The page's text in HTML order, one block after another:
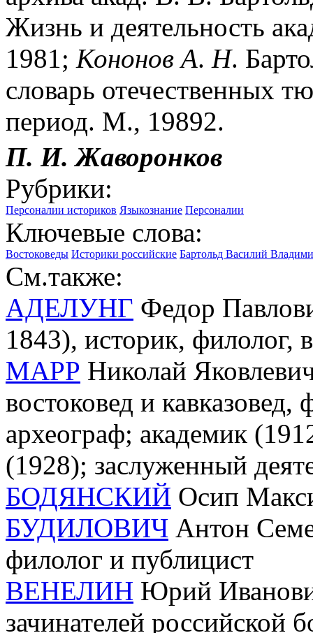
Жизнь и деятельность
1981; Кононов А. Н.
словарь отечественных
период. М., 19892.
П. И. Жаворонков
Рубрики:
Персоналии историков Языкознание Персоналии
Ключевые слова:
Востоковеды Историки российские Бартольд Василий
См.также:
АДЕЛУНГ Федор
1843), историк, филолог,
МАРР Николай
востоковед и
археограф; академик
(1928); заслуженный
БОДЯНСКИЙ Осип
БУДИЛОВИЧ Антон
филолог и публицист
ВЕНЕЛИН Юрий
зачинателей российской